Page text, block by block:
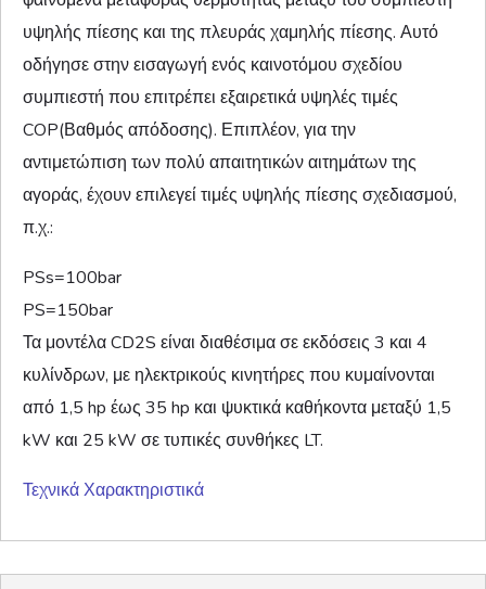
υψηλής πίεσης και της πλευράς χαμηλής πίεσης. Αυτό
οδήγησε στην εισαγωγή ενός καινοτόμου σχεδίου
συμπιεστή που επιτρέπει εξαιρετικά υψηλές τιμές
COP(Βαθμός απόδοσης). Επιπλέον, για την
αντιμετώπιση των πολύ απαιτητικών αιτημάτων της
αγοράς, έχουν επιλεγεί τιμές υψηλής πίεσης σχεδιασμού,
π.χ.:
PSs=100bar
PS=150bar
Τα μοντέλα CD2S είναι διαθέσιμα σε εκδόσεις 3 και 4
κυλίνδρων, με ηλεκτρικούς κινητήρες που κυμαίνονται
από 1,5 hp έως 35 hp και ψυκτικά καθήκοντα μεταξύ 1,5
kW και 25 kW σε τυπικές συνθήκες LT.
Τεχνικά Χαρακτηριστικά